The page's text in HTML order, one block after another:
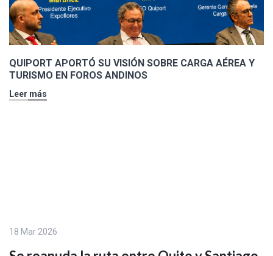
QUIPORT APORTÓ SU VISIÓN SOBRE CARGA AÉREA Y
TURISMO EN FOROS ANDINOS
Leer más
18 Mar 2026